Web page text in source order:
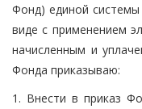
Фонд) единой
виде с применением
начисленным и
Фонда приказываю:
1. Внести в приказ